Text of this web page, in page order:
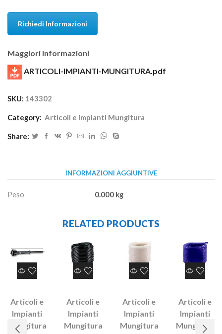
Richiedi Informazioni
Maggiori informazioni
ARTICOLI-IMPIANTI-MUNGITURA.pdf
SKU: 143302
Category: Articoli e Impianti Mungitura
Share:
INFORMAZIONI AGGIUNTIVE
Peso 0.000 kg
RELATED PRODUCTS
Articoli e
Impianti
Mungitura
Articoli e
Impianti
Mungitura
Articoli e
Impianti
Mungitura
Articoli e
Impianti
Mungitura